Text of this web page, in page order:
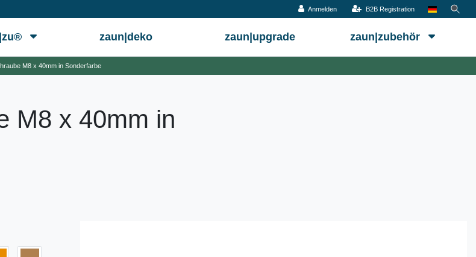
Anmelden B2B Registration
zaun|deko zaun|upgrade zaun|zubehör
M8 x 40mm in Sonderfarbe
M8 x 40mm in